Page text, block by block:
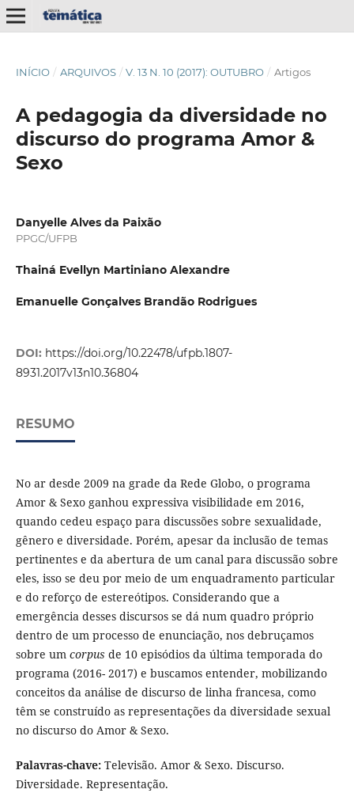
INÍCIO / ARQUIVOS / V. 13 N. 10 (2017): OUTUBRO / Artigos
A pedagogia da diversidade no
discurso do programa Amor &
Sexo
Danyelle Alves da Paixão
PPGC/UFPB
Thainá Evellyn Martiniano Alexandre
Emanuelle Gonçalves Brandão Rodrigues
DOI: https://doi.org/10.22478/ufpb.1807-
8931.2017v13n10.36804
RESUMO
No ar desde 2009 na grade da Rede Globo, o programa
Amor & Sexo ganhou expressiva visibilidade em 2016,
quando cedeu espaço para discussões sobre sexualidade,
gênero e diversidade. Porém, apesar da inclusão de temas
pertinentes e da abertura de um canal para discussão sobre
eles, isso se deu por meio de um enquadramento particular
e do reforço de estereótipos. Considerando que a
emergência desses discursos se dá num quadro próprio
dentro de um processo de enunciação, nos debruçamos
sobre um corpus de 10 episódios da última temporada do
programa (2016- 2017) e buscamos entender, mobilizando
conceitos da análise de discurso de linha francesa, como
têm se construído as representações da diversidade sexual
no discurso do Amor & Sexo.
Palavras-chave: Televisão. Amor & Sexo. Discurso.
Diversidade. Representação.